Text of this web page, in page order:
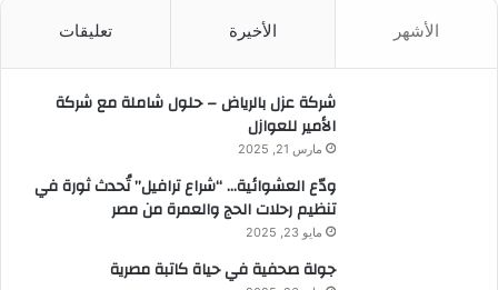
الأشهر الأخيرة تعليقات
شركة عزل بالرياض – حلول شاملة مع شركة
الأمير للعوازل
مارس 21, 2025
ودّع العشوائية… “شراع ترافيل” تُحدث ثورة في
تنظيم رحلات الحج والعمرة من مصر
مايو 23, 2025
جولة صحفية في حياة كاتبة مصرية